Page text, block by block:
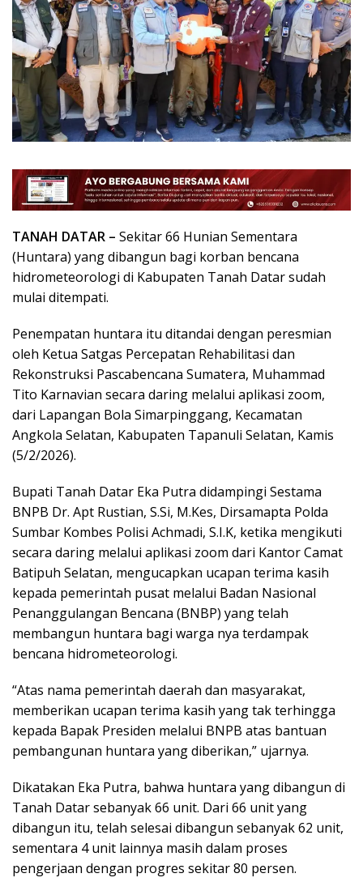
TANAH DATAR – Sekitar 66 Hunian Sementara
(Huntara) yang dibangun bagi korban bencana
hidrometeorologi di Kabupaten Tanah Datar sudah
mulai ditempati.
Penempatan huntara itu ditandai dengan peresmian
oleh Ketua Satgas Percepatan Rehabilitasi dan
Rekonstruksi Pascabencana Sumatera, Muhammad
Tito Karnavian secara daring melalui aplikasi zoom,
dari Lapangan Bola Simarpinggang, Kecamatan
Angkola Selatan, Kabupaten Tapanuli Selatan, Kamis
(5/2/2026).
Bupati Tanah Datar Eka Putra didampingi Sestama
BNPB Dr. Apt Rustian, S.Si, M.Kes, Dirsamapta Polda
Sumbar Kombes Polisi Achmadi, S.I.K, ketika mengikuti
secara daring melalui aplikasi zoom dari Kantor Camat
Batipuh Selatan, mengucapkan ucapan terima kasih
kepada pemerintah pusat melalui Badan Nasional
Penanggulangan Bencana (BNBP) yang telah
membangun huntara bagi warga nya terdampak
bencana hidrometeorologi.
“Atas nama pemerintah daerah dan masyarakat,
memberikan ucapan terima kasih yang tak terhingga
kepada Bapak Presiden melalui BNPB atas bantuan
pembangunan huntara yang diberikan,” ujarnya.
Dikatakan Eka Putra, bahwa huntara yang dibangun di
Tanah Datar sebanyak 66 unit. Dari 66 unit yang
dibangun itu, telah selesai dibangun sebanyak 62 unit,
sementara 4 unit lainnya masih dalam proses
pengerjaan dengan progres sekitar 80 persen.